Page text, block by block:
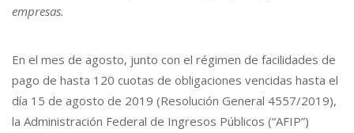
empresas.
En el mes de agosto, junto con el régimen de facilidades de
pago de hasta 120 cuotas de obligaciones vencidas hasta el
día 15 de agosto de 2019 (Resolución General 4557/2019),
la Administración Federal de Ingresos Públicos (“AFIP”)